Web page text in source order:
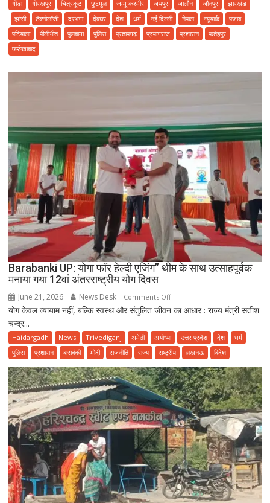
पत्र
दिनांक
04
गोंडा
गोरखपुर चित्रकूट छुटमुल जम्मू कश्मीर जयपुर जालौन जौनपुर
झारखंड
झांसी
टेक्नोलॉजी दरभंगा देवघर देश धर्म नई दिल्ली नेपाल न्यूयार्क
पंजाब
पटियाला
पीलीभीत पुलबामा पुलिस प्रतापगढ़ प्रयागराज प्रशासन
फतेहपुर
फर्रुखाबाद
Barabanki UP: योगा फॉर हेल्दी एजिंग” थीम के साथ उत्साहपूर्वक
मनाया गया 12वां अंतरराष्ट्रीय योग दिवस
June 21, 2026 News Desk Comments Offon
Barabanki
योगा
फॉर
एजिंग”
थीम
के
साथ
उत्साहपूर्वक
मनाया
गया
12वां
अंतरराष्ट्रीय
योग
योग केवल व्यायाम नहीं, बल्कि स्वस्थ और संतुलित जीवन का आधार : राज्य मंत्री सतीश
चन्द्र...
Haidargadh News Trivediganj अमेठी अयोध्या उत्तर प्रदेश देश
धर्म
पुलिस
प्रशासन बाराबंकी मोदी राजनीति राज्य राष्ट्रीय लखनऊ विदेश